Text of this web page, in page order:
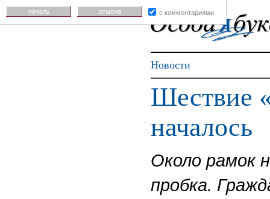
Новости
Шествие
началось
Около рамок
пробка.
печать отмена с комментариями